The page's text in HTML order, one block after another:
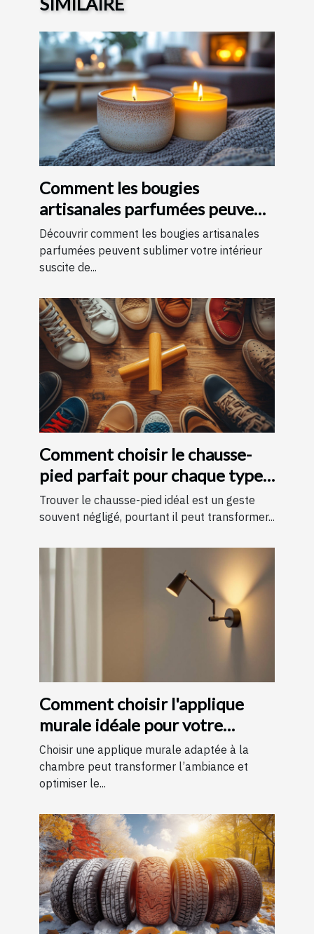
Comment les bougies
artisanales parfumées peuvent
améliorer votre intérieur
Découvrir comment les bougies artisanales
parfumées peuvent sublimer votre intérieur
suscite de...
Comment choisir le chausse-
pied parfait pour chaque type
de chaussure
Trouver le chausse-pied idéal est un geste
souvent négligé, pourtant il peut transformer...
Comment choisir l'applique
murale idéale pour votre
chambre
Choisir une applique murale adaptée à la
chambre peut transformer l’ambiance et
optimiser le...